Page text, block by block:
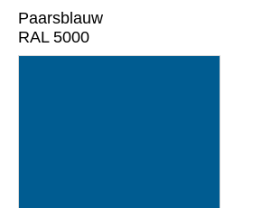
Paarsblauw
RAL 5000